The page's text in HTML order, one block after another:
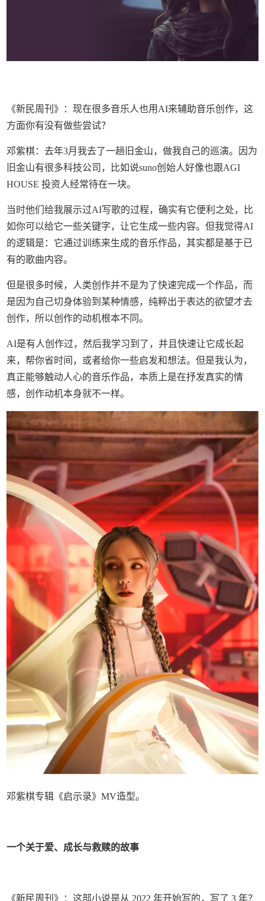
《新民周刊》：现在很多音乐人也用AI来辅助音乐创作，这
方面你有没有做些尝试？
邓紫棋：去年3月我去了一趟旧金山，做我自己的巡演。因为
旧金山有很多科技公司，比如说suno创始人好像也跟AGI
HOUSE 投资人经常待在一块。
当时他们给我展示过AI写歌的过程，确实有它便利之处，比
如你可以给它一些关键字，让它生成一些内容。但我觉得AI
的逻辑是：它通过训练来生成的音乐作品，其实都是基于已
有的歌曲内容。
但是很多时候，人类创作并不是为了快速完成一个作品，而
是因为自己切身体验到某种情感，纯粹出于表达的欲望才去
创作，所以创作的动机根本不同。
AI是有人创作过，然后我学习到了，并且快速让它成长起
来，帮你省时间，或者给你一些启发和想法。但是我认为，
真正能够触动人心的音乐作品，本质上是在抒发真实的情
感，创作动机本身就不一样。
邓紫棋专辑《启示录》MV造型。
一个关于爱、成长与救赎的故事
《新民周刊》：这部小说是从 2022 年开始写的，写了 3 年？